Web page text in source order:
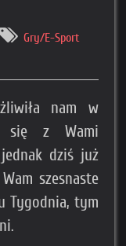
Gry/E-Sport
nam w
się z Wami
dziś już
szesnaste
Tygodnia, tym